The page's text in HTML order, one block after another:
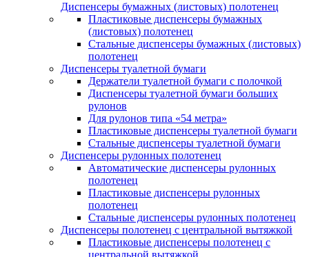
Диспенсеры бумажных (листовых) полотенец
Пластиковые диспенсеры бумажных
(листовых) полотенец
Стальные диспенсеры бумажных (листовых)
полотенец
Диспенсеры туалетной бумаги
Держатели туалетной бумаги с полочкой
Диспенсеры туалетной бумаги больших
рулонов
Для рулонов типа «54 метра»
Пластиковые диспенсеры туалетной бумаги
Стальные диспенсеры туалетной бумаги
Диспенсеры рулонных полотенец
Автоматические диспенсеры рулонных
полотенец
Пластиковые диспенсеры рулонных
полотенец
Стальные диспенсеры рулонных полотенец
Диспенсеры полотенец с центральной вытяжкой
Пластиковые диспенсеры полотенец с
центральной вытяжкой